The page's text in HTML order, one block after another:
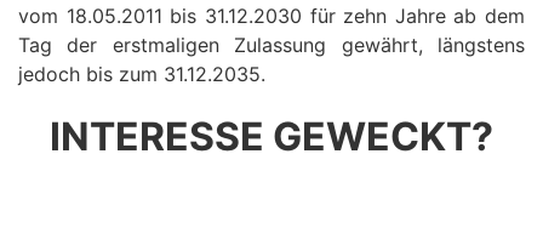
vom 18.05.2011 bis 31.12.2030 für zehn Jahre ab dem
Tag der erstmaligen Zulassung gewährt, längstens
jedoch bis zum 31.12.2035.
INTERESSE GEWECKT?